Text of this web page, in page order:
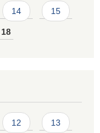
14 15
18
12 13